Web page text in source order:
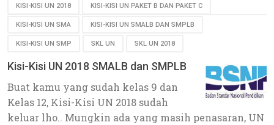
KISI-KISI UN 2018 KISI-KISI UN PAKET B DAN PAKET C
KISI-KISI UN SMA KISI-KISI UN SMALB DAN SMPLB
KISI-KISI UN SMP SKL UN SKL UN 2018
Kisi-Kisi UN 2018 SMALB dan SMPLB
Buat kamu yang sudah kelas 9 dan
Kelas 12, Kisi-Kisi UN 2018 sudah
keluar lho.. Mungkin ada yang masih penasaran, UN